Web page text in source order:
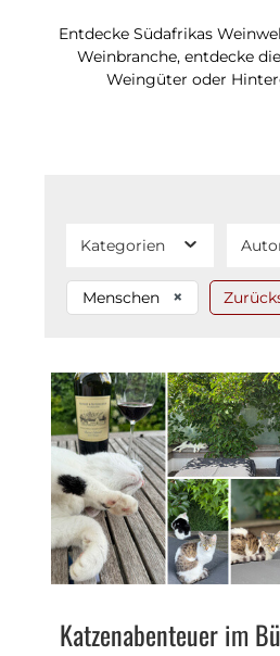
Entdecke Südafrikas
Weinbranche, entdecke
Weingüter oder
Kategorien
Menschen ×
Katzenabenteuer im